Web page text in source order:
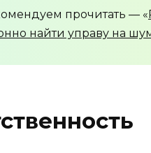
прочитать — «
найти управу на